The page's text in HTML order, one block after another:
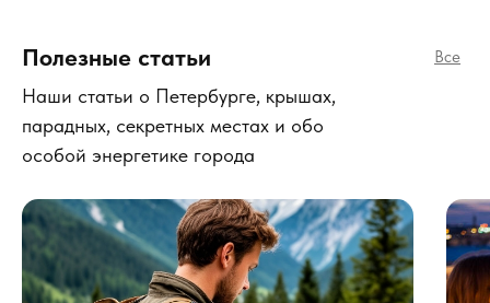
Полезные статьи
Наши статьи о Петербурге, крышах,
парадных, секретных местах и обо
особой энергетике города
Все